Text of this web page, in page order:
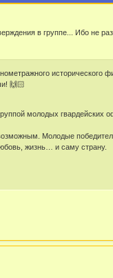
в группе... Ибо не
исторического
🙌🏻
молодых гвардейских
Молодые
жизнь… и саму страну.